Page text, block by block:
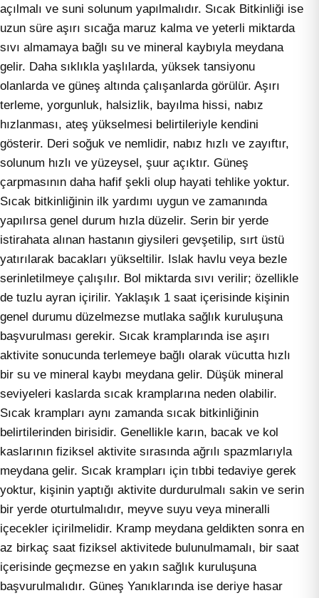
açılmalı ve suni solunum yapılmalıdır. Sıcak Bitkinliği ise
uzun süre aşırı sıcağa maruz kalma ve yeterli miktarda
sıvı almamaya bağlı su ve mineral kaybıyla meydana
gelir. Daha sıklıkla yaşlılarda, yüksek tansiyonu
olanlarda ve güneş altında çalışanlarda görülür. Aşırı
terleme, yorgunluk, halsizlik, bayılma hissi, nabız
hızlanması, ateş yükselmesi belirtileriyle kendini
gösterir. Deri soğuk ve nemlidir, nabız hızlı ve zayıftır,
solunum hızlı ve yüzeysel, şuur açıktır. Güneş
çarpmasının daha hafif şekli olup hayati tehlike yoktur.
Sıcak bitkinliğinin ilk yardımı uygun ve zamanında
yapılırsa genel durum hızla düzelir. Serin bir yerde
istirahata alınan hastanın giysileri gevşetilip, sırt üstü
yatırılarak bacakları yükseltilir. Islak havlu veya bezle
serinletilmeye çalışılır. Bol miktarda sıvı verilir; özellikle
de tuzlu ayran içirilir. Yaklaşık 1 saat içerisinde kişinin
genel durumu düzelmezse mutlaka sağlık kuruluşuna
başvurulması gerekir. Sıcak kramplarında ise aşırı
aktivite sonucunda terlemeye bağlı olarak vücutta hızlı
bir su ve mineral kaybı meydana gelir. Düşük mineral
seviyeleri kaslarda sıcak kramplarına neden olabilir.
Sıcak krampları aynı zamanda sıcak bitkinliğinin
belirtilerinden birisidir. Genellikle karın, bacak ve kol
kaslarının fiziksel aktivite sırasında ağrılı spazmlarıyla
meydana gelir. Sıcak krampları için tıbbi tedaviye gerek
yoktur, kişinin yaptığı aktivite durdurulmalı sakin ve serin
bir yerde oturtulmalıdır, meyve suyu veya mineralli
içecekler içirilmelidir. Kramp meydana geldikten sonra en
az birkaç saat fiziksel aktivitede bulunulmamalı, bir saat
içerisinde geçmezse en yakın sağlık kuruluşuna
başvurulmalıdır. Güneş Yanıklarında ise deriye hasar